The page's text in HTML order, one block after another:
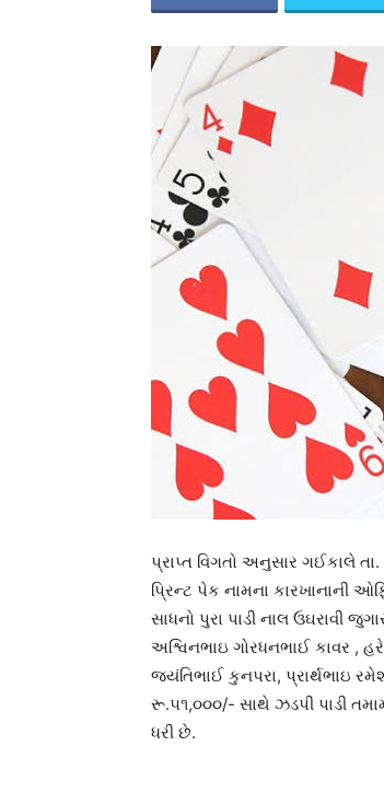
પ્રાપ્ત વિગતો અનુસાર ગઈકાલે તા.
પ્રિન્ટ પેક નામના કારખાનાની
સાધનો પુરા પાડી નાલ ઉઘરાવી
અશ્વિનભાઇ ગોરધનભાઈ કાવર ,
જયંતિભાઈ કુનપરા, પ્રાર્થભાઇ
રૂ.૫૧,૦૦૦/- સાથે ઝડપી પાડી
ધરી છે.